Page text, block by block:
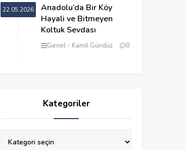
22.05.2026
Anadolu’da Bir Köy
Hayali ve Bitmeyen
Koltuk Sevdası
Genel Kamil Gündüz 0
Kategoriler